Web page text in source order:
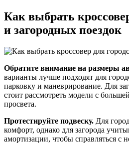
Как выбрать
и загородных поездок
Обратите внимание на размеры
варианты лучше подходят для
парковку и маневрирование. Для
стоит рассмотреть модели с
просвета.
Протестируйте подвеску. Для
комфорт, однако для загорода
амортизации, чтобы справляться с